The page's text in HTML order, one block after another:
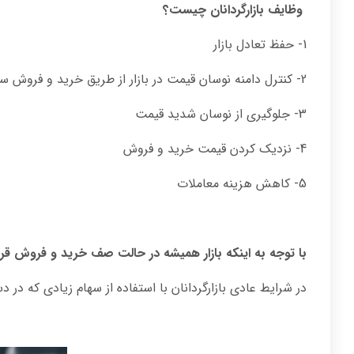
وظایف بازارگردانان چیست؟
1- حفظ تعادل بازار
2- کنترل دامنه نوسان قیمت در بازار از طریق خرید و فروش سهام
3- جلوگیری از نوسان شدید قیمت
4- نزدیک کردن قیمت خرید و فروش
5- کاهش هزینه معاملات
با توجه به اینکه بازار همیشه در حالت صف خرید و فروش
در شرایط عادی بازارگردانان با استفاده از سهام زیادی